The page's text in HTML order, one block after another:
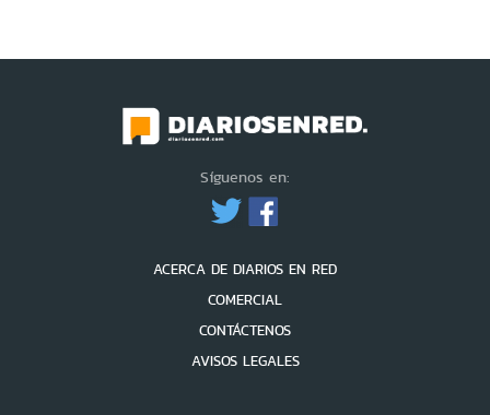
Síguenos en:
ACERCA DE DIARIOS EN RED
COMERCIAL
CONTÁCTENOS
AVISOS LEGALES